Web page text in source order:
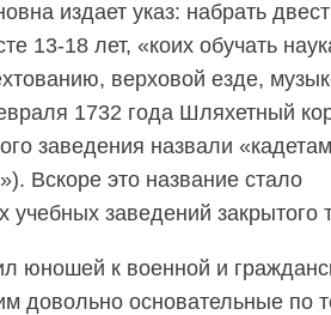
издает указ: набрать
13-18 лет, «коих обучать
верховой езде,
1732 года Шляхетный
заведения назвали
Вскоре это название стало
заведений закрытого
юношей к военной и
довольно основательные по